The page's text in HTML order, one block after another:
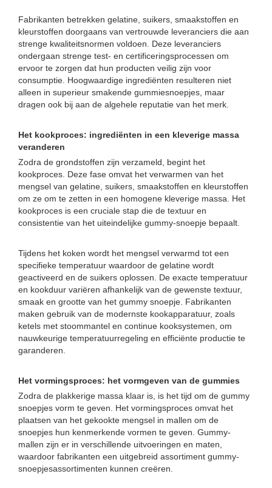
Fabrikanten betrekken gelatine, suikers, smaakstoffen en
kleurstoffen doorgaans van vertrouwde leveranciers die aan
strenge kwaliteitsnormen voldoen. Deze leveranciers
ondergaan strenge test- en certificeringsprocessen om
ervoor te zorgen dat hun producten veilig zijn voor
consumptie. Hoogwaardige ingrediënten resulteren niet
alleen in superieur smakende gummiesnoepjes, maar
dragen ook bij aan de algehele reputatie van het merk.
Het kookproces: ingrediënten in een kleverige massa
veranderen
Zodra de grondstoffen zijn verzameld, begint het
kookproces. Deze fase omvat het verwarmen van het
mengsel van gelatine, suikers, smaakstoffen en kleurstoffen
om ze om te zetten in een homogene kleverige massa. Het
kookproces is een cruciale stap die de textuur en
consistentie van het uiteindelijke gummy-snoepje bepaalt.
Tijdens het koken wordt het mengsel verwarmd tot een
specifieke temperatuur waardoor de gelatine wordt
geactiveerd en de suikers oplossen. De exacte temperatuur
en kookduur variëren afhankelijk van de gewenste textuur,
smaak en grootte van het gummy snoepje. Fabrikanten
maken gebruik van de modernste kookapparatuur, zoals
ketels met stoommantel en continue kooksystemen, om
nauwkeurige temperatuurregeling en efficiënte productie te
garanderen.
Het vormingsproces: het vormgeven van de gummies
Zodra de plakkerige massa klaar is, is het tijd om de gummy
snoepjes vorm te geven. Het vormingsproces omvat het
plaatsen van het gekookte mengsel in mallen om de
snoepjes hun kenmerkende vormen te geven. Gummy-
mallen zijn er in verschillende uitvoeringen en maten,
waardoor fabrikanten een uitgebreid assortiment gummy-
snoepjesassortimenten kunnen creëren.